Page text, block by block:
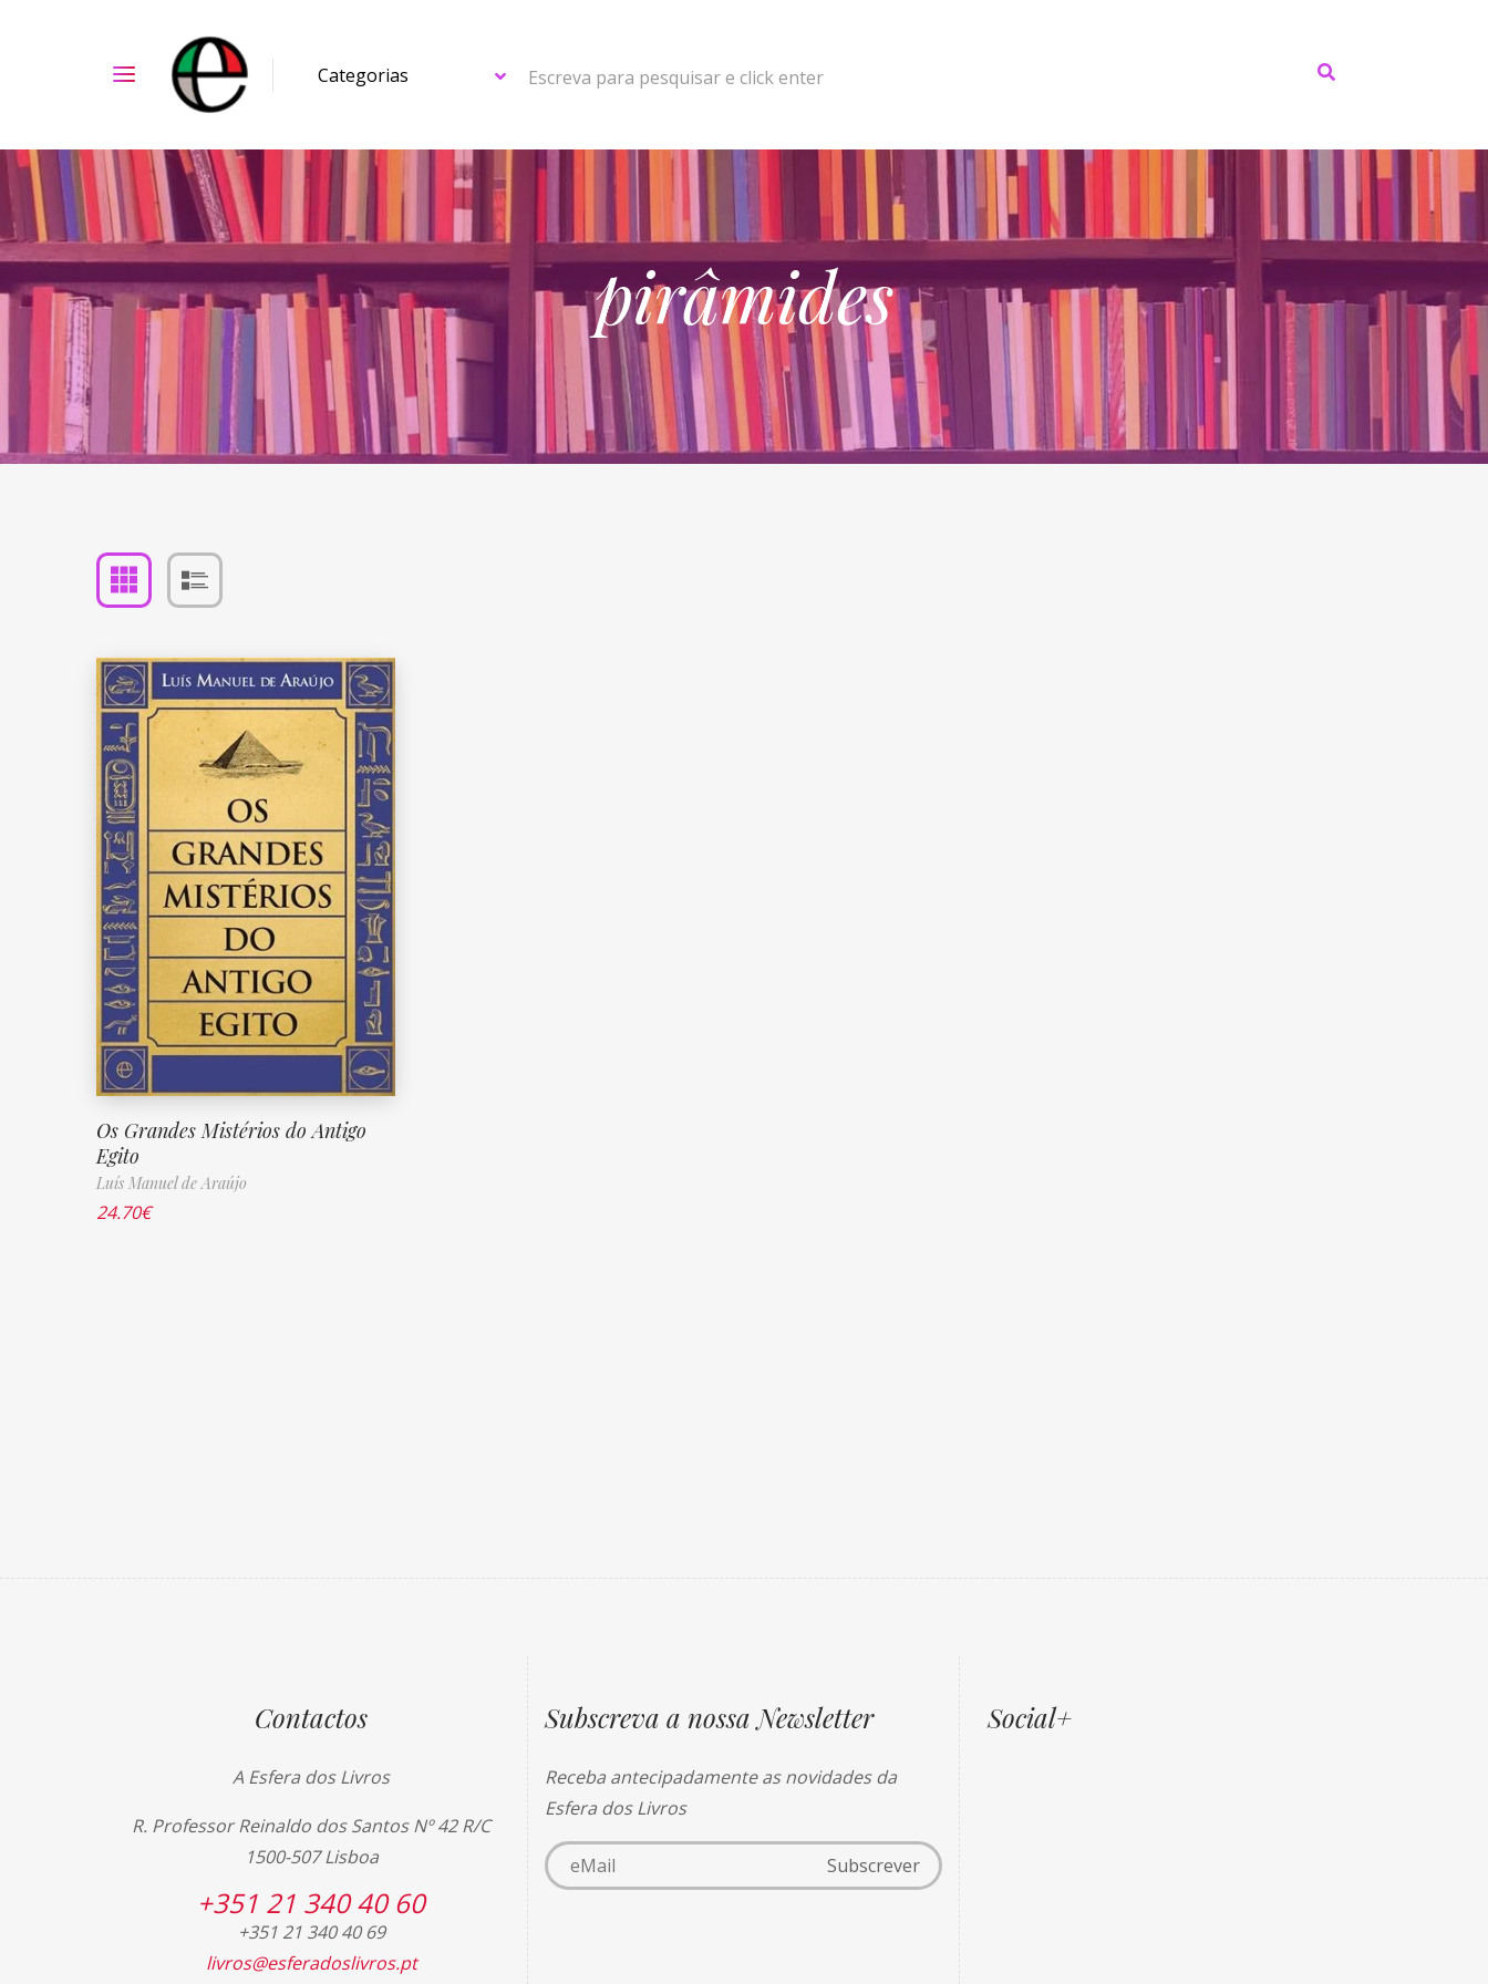
Escreva para pesquisar e click enter
pirâmides
Os Grandes Mistérios do Antigo
Egito
Luís Manuel de Araújo
24.70€
Contactos
A Esfera dos Livros
R. Professor Reinaldo dos Santos Nº 42 R/C
1500-507 Lisboa
+351 21 340 40 60
+351 21 340 40 69
livros@esferadoslivros.pt
Subscreva a nossa Newsletter
Receba antecipadamente as novidades da
Esfera dos Livros
Social+